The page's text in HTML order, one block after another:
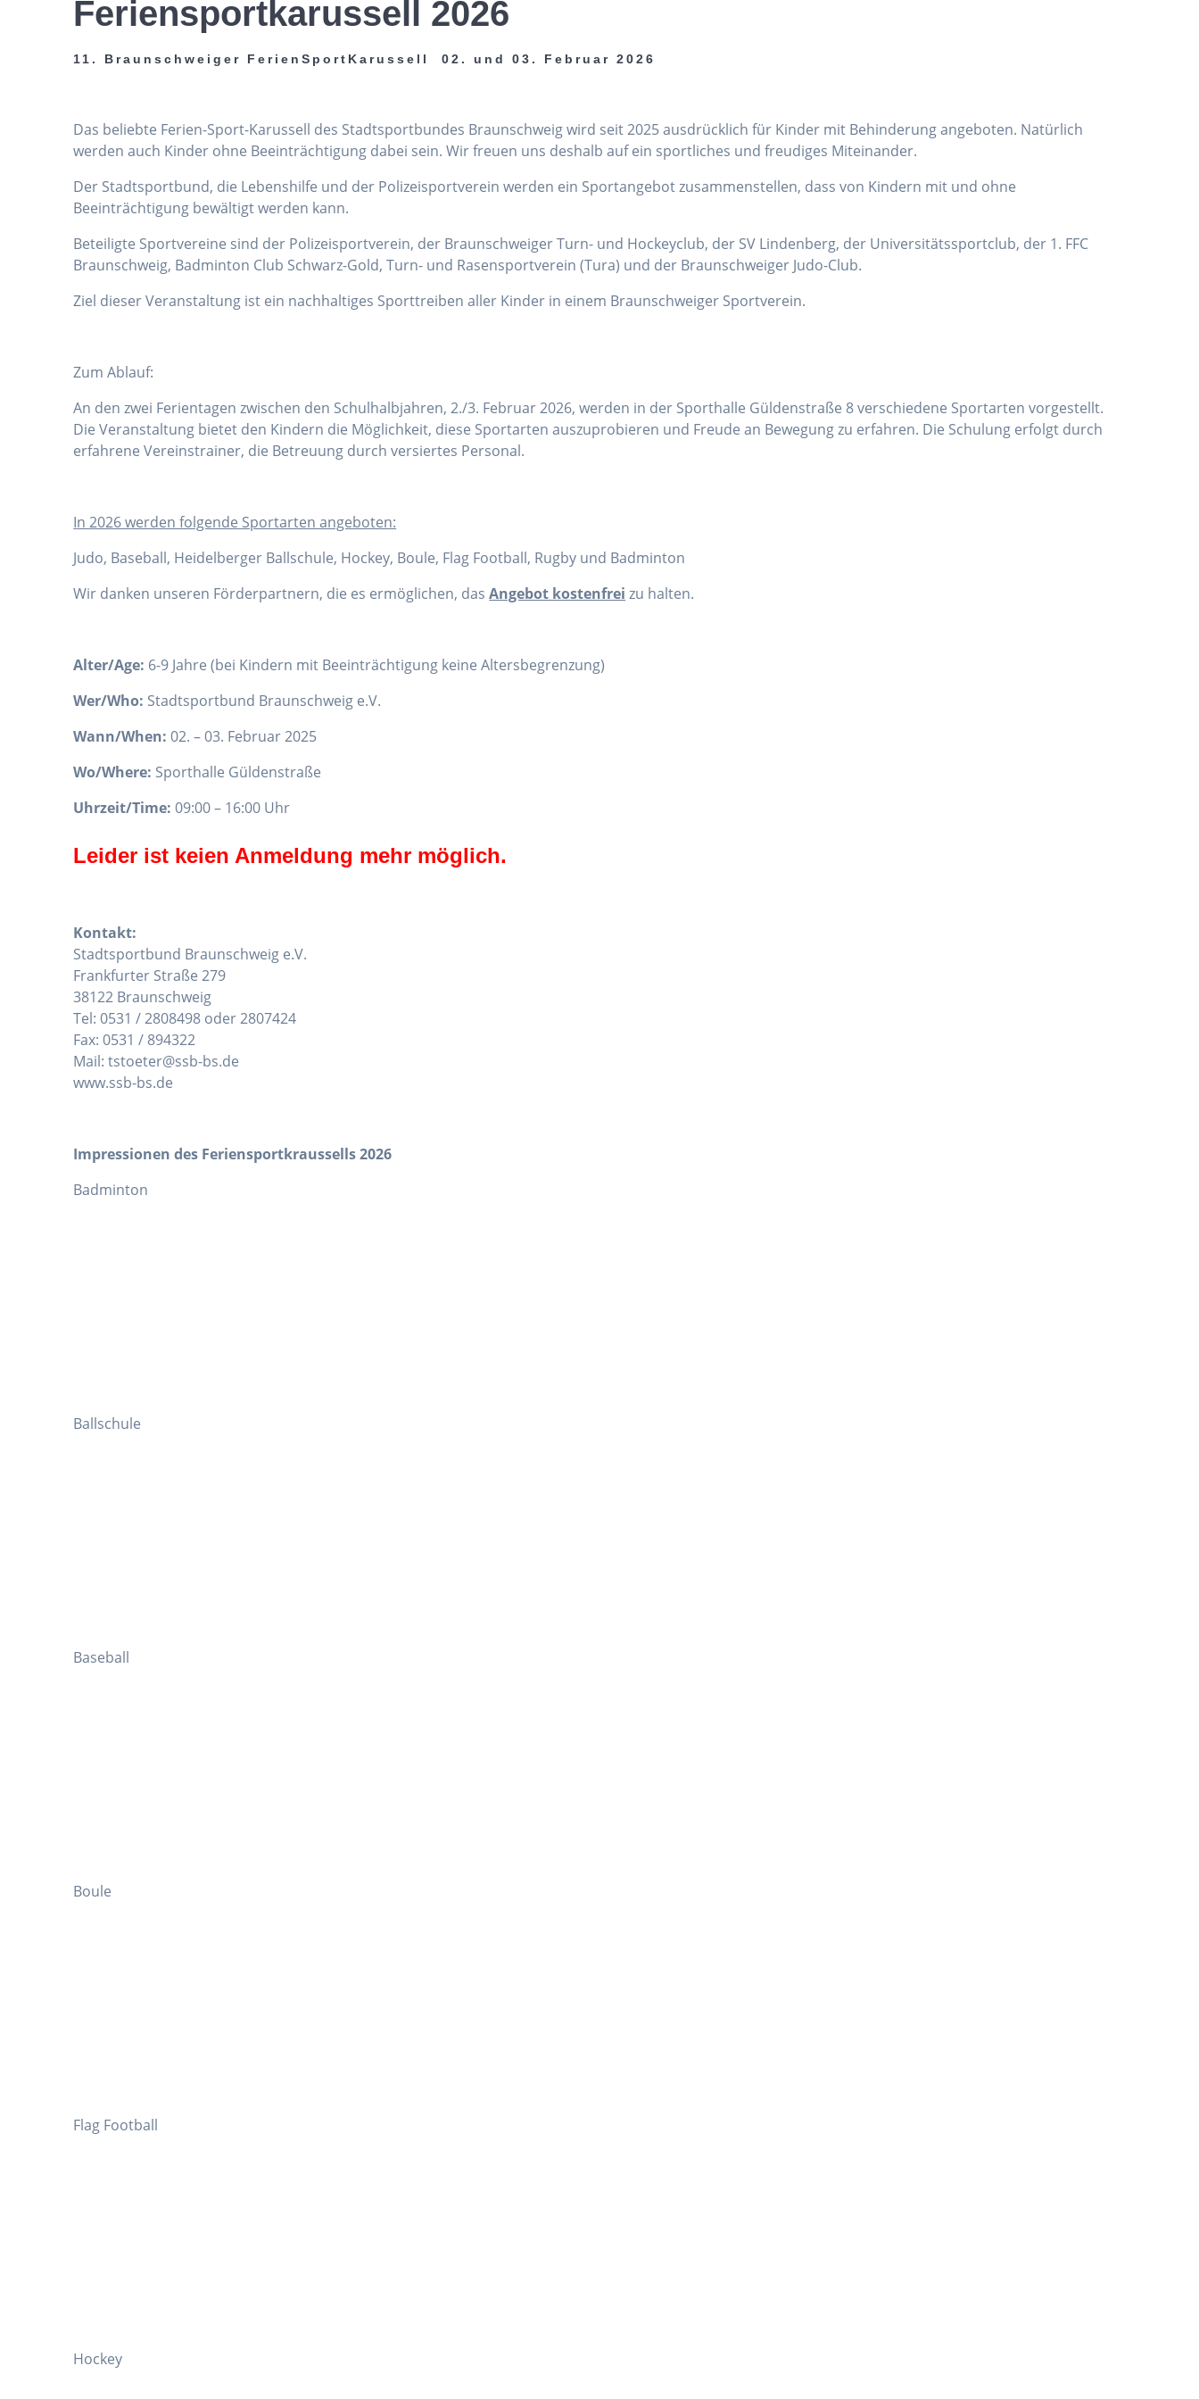
Feriensportkarussell 2026
11. Braunschweiger FerienSportKarussell 02. und 03. Februar 2026
Das beliebte Ferien-Sport-Karussell des Stadtsportbundes Braunschweig wird seit 2025 ausdrücklich für Kinder mit Behinderung angeboten. Natürlich
werden auch Kinder ohne Beeinträchtigung dabei sein. Wir freuen uns deshalb auf ein sportliches und freudiges Miteinander.
Der Stadtsportbund, die Lebenshilfe und der Polizeisportverein werden ein Sportangebot zusammenstellen, dass von Kindern mit und ohne
Beeinträchtigung bewältigt werden kann.
Beteiligte Sportvereine sind der Polizeisportverein, der Braunschweiger Turn- und Hockeyclub, der SV Lindenberg, der Universitätssportclub, der 1. FFC
Braunschweig, Badminton Club Schwarz-Gold, Turn- und Rasensportverein (Tura) und der Braunschweiger Judo-Club.
Ziel dieser Veranstaltung ist ein nachhaltiges Sporttreiben aller Kinder in einem Braunschweiger Sportverein.
Zum Ablauf:
An den zwei Ferientagen zwischen den Schulhalbjahren, 2./3. Februar 2026, werden in der Sporthalle Güldenstraße 8 verschiedene Sportarten vorgestellt.
Die Veranstaltung bietet den Kindern die Möglichkeit, diese Sportarten auszuprobieren und Freude an Bewegung zu erfahren. Die Schulung erfolgt durch
erfahrene Vereinstrainer, die Betreuung durch versiertes Personal.
In 2026 werden folgende Sportarten angeboten:
Judo, Baseball, Heidelberger Ballschule, Hockey, Boule, Flag Football, Rugby und Badminton
Wir danken unseren Förderpartnern, die es ermöglichen, dasAngebot kostenfrei zu halten.
Alter/Age: 6-9 Jahre (bei Kindern mit Beeinträchtigung keine Altersbegrenzung)
Wer/Who: Stadtsportbund Braunschweig e.V.
Wann/When:02. – 03. Februar 2025
Wo/Where: Sporthalle Güldenstraße
Uhrzeit/Time:09:00 – 16:00 Uhr
Leider ist keien Anmeldung mehr möglich.
Kontakt:
Stadtsportbund Braunschweig e.V.
Frankfurter Straße 279
38122 Braunschweig
Tel: 0531 / 2808498 oder 2807424
Fax: 0531 / 894322
Mail: tstoeter@ssb-bs.de
www.ssb-bs.de
Impressionen des Feriensportkraussells 2026
Badminton
Ballschule
Baseball
Boule
Flag Football
Hockey